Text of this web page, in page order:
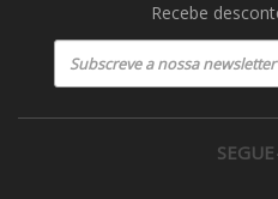
Recebe